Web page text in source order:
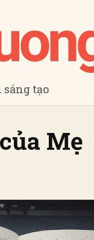
tạo
Mẹ